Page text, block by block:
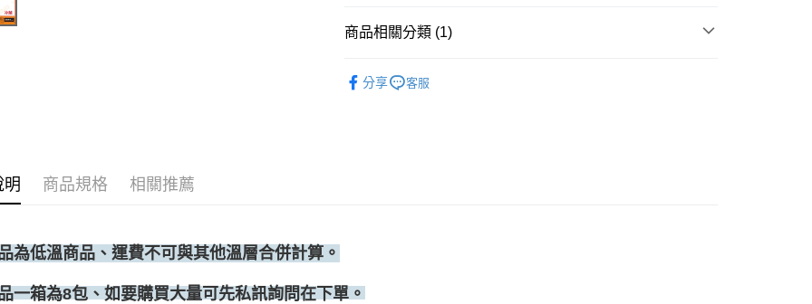
運送方式
• 付款後全家取貨
商品相關分類 (1)
分享
客服
明 商品規格 相關推薦
為低溫商品、運費不可與其他溫層合併計算。
一箱為8包 、如要購買大量可先私訊詢問在下單。